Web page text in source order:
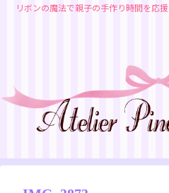
リボンの魔法で親子の手作り時間を応